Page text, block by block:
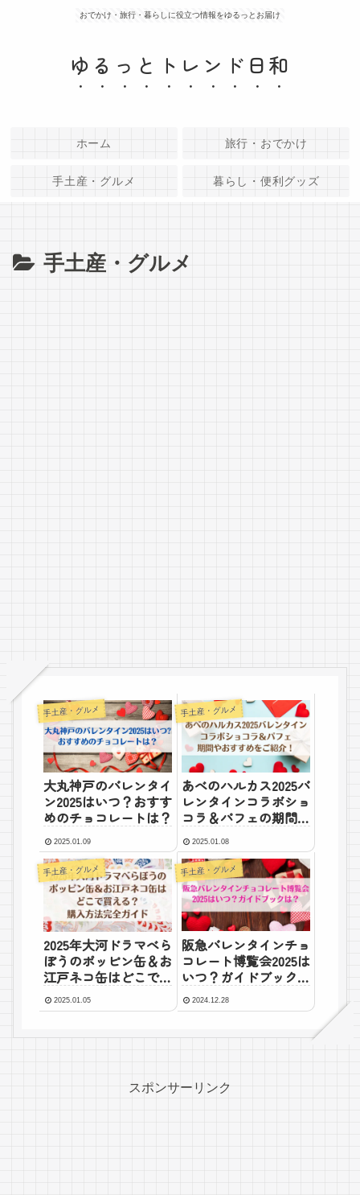
おでかけ・旅行・暮らしに役立つ情報をゆるっとお届け
ゆるっとトレンド日和
ホーム 旅行・おでかけ
手土産・グルメ 暮らし・便利グッズ
手土産・グルメ
手土産・グルメ
大丸神戸のバレンタイ
ン2025はいつ？おすす
めのチョコレートは？
2025.01.09
手土産・グルメ
あべのハルカス2025バ
レンタインコラボショ
コラ＆パフェの期間や
おすすめは？
2025.01.08
手土産・グルメ
2025年大河ドラマべら
ぼうのポッピン缶＆お
江戸ネコ缶はどこで買
える？購入方法完全ガ
イド
2025.01.05
手土産・グルメ
阪急バレンタインチョ
コレート博覧会2025は
いつ？ガイドブック
は？
2024.12.28
スポンサーリンク